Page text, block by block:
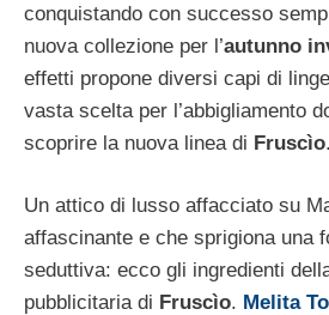
conquistando con successo
nuova collezione per l’autunno
effetti propone diversi capi di
vasta scelta per l’abbigliamento
scoprire la nuova linea di Fruscìo.
Un attico di lusso affacciato su
affascinante e che sprigiona una
seduttiva: ecco gli ingredienti
pubblicitaria di Fruscìo. Melita